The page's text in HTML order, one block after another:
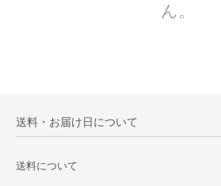
ん。
送料・お届け日について
送料について